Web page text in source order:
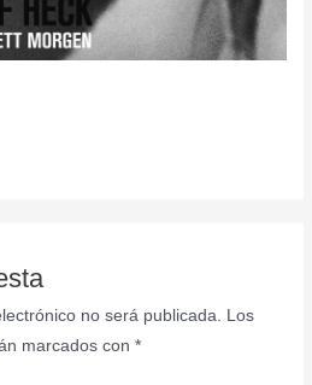
no será publicada.
Los
marcados con *